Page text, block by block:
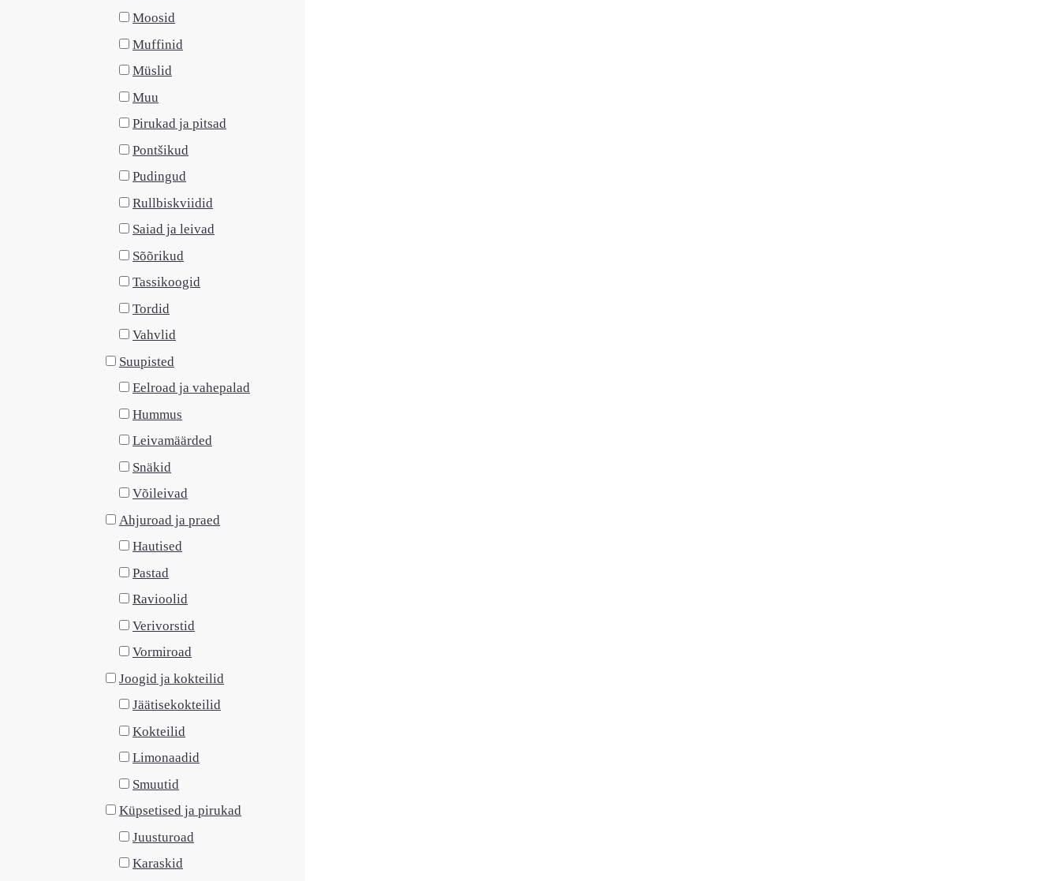
Moosid
Muffinid
Müslid
Muu
Pirukad ja pitsad
Pontšikud
Pudingud
Rullbiskviidid
Saiad ja leivad
Sõõrikud
Tassikoogid
Tordid
Vahvlid
Suupisted
Eelroad ja vahepalad
Hummus
Leivamäärded
Snäkid
Võileivad
Ahjuroad ja praed
Hautised
Pastad
Ravioolid
Verivorstid
Vormiroad
Joogid ja kokteilid
Jäätisekokteilid
Kokteilid
Limonaadid
Smuutid
Küpsetised ja pirukad
Juusturoad
Karaskid